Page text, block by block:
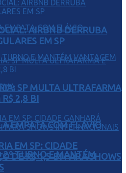
EMPATA COM FLÁVIO
2º TURNO E MANTÉM
AIRBNB DERRUBA
EM SP
SP MULTA ULTRAFARMA
2,8 BI
EM SP: CIDADE
DE R$ 1,5 BI PARA SHOWS